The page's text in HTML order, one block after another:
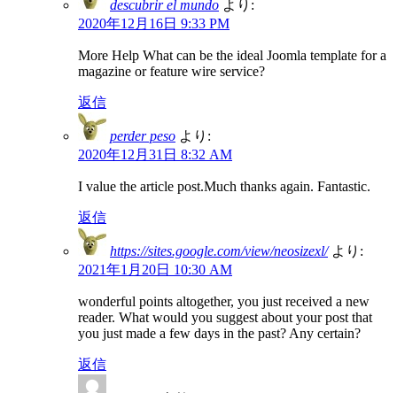
descubrir el mundo より:
2020年12月16日 9:33 PM
More Help What can be the ideal Joomla template for a
magazine or feature wire service?
返信
perder peso より:
2020年12月31日 8:32 AM
I value the article post.Much thanks again. Fantastic.
返信
https://sites.google.com/view/neosizexl/ より:
2021年1月20日 10:30 AM
wonderful points altogether, you just received a new
reader. What would you suggest about your post that
you just made a few days in the past? Any certain?
返信